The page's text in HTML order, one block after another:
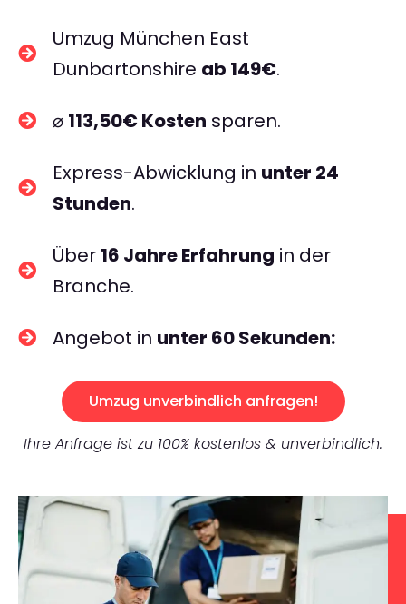
Umzug München East
Dunbartonshire ab 149€.
⌀ 113,50€ Kosten sparen.
Express-Abwicklung in unter 24
Stunden.
Über 16 Jahre Erfahrung in der
Branche.
Angebot in unter 60 Sekunden:
Umzug unverbindlich anfragen!
Ihre Anfrage ist zu 100% kostenlos & unverbindlich.